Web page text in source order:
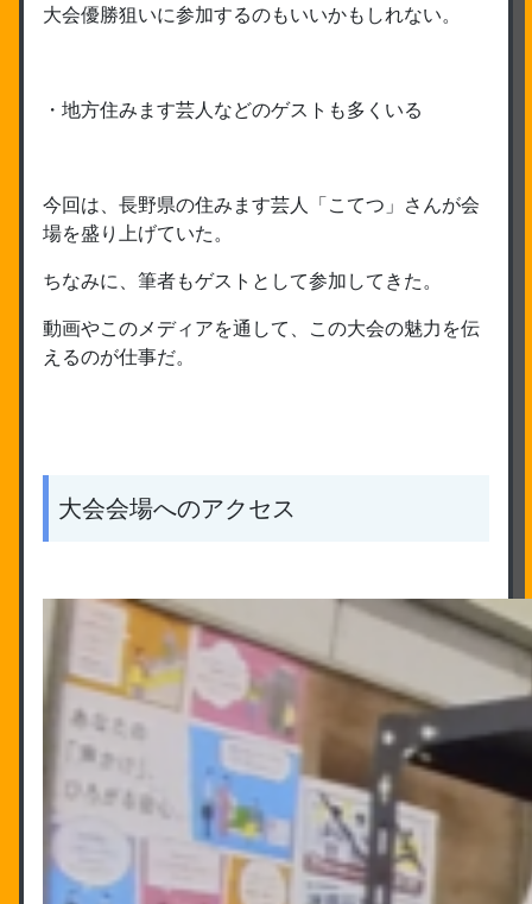
大会優勝狙いに参加するのもいいかもしれない。
・地方住みます芸人などのゲストも多くいる
今回は、長野県の住みます芸人「こてつ」さんが会
場を盛り上げていた。
ちなみに、筆者もゲストとして参加してきた。
動画やこのメディアを通して、この大会の魅力を伝
えるのが仕事だ。
大会会場へのアクセス